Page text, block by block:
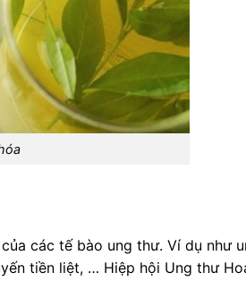
các tế bào ung thư. Ví dụ như
tiền liệt, … Hiệp hội Ung thư